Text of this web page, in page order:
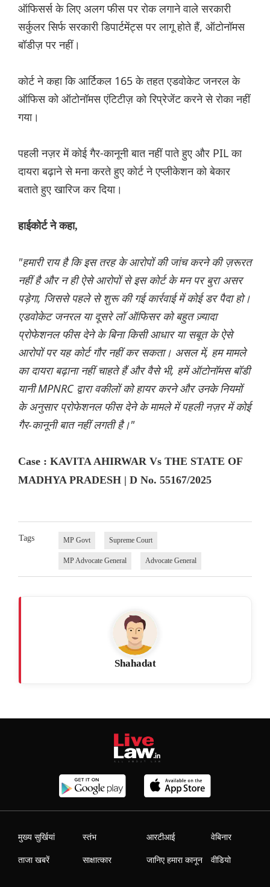
ऑफिसर्स के लिए अलग फीस पर रोक लगाने वाले सरकारी
सर्कुलर सिर्फ सरकारी डिपार्टमेंट्स पर लागू होते हैं, ऑटोनॉमस
बॉडीज़ पर नहीं।
कोर्ट ने कहा कि आर्टिकल 165 के तहत एडवोकेट जनरल के
ऑफिस को ऑटोनॉमस एंटिटीज़ को रिप्रेजेंट करने से रोका नहीं
गया।
पहली नज़र में कोई गैर-कानूनी बात नहीं पाते हुए और PIL का
दायरा बढ़ाने से मना करते हुए कोर्ट ने एप्लीकेशन को बेकार
बताते हुए खारिज कर दिया।
हाईकोर्ट ने कहा,
"हमारी राय है कि इस तरह के आरोपों की जांच करने की ज़रूरत
नहीं है और न ही ऐसे आरोपों से इस कोर्ट के मन पर बुरा असर
पड़ेगा, जिससे पहले से शुरू की गई कार्रवाई में कोई डर पैदा हो।
एडवोकेट जनरल या दूसरे लॉ ऑफिसर को बहुत ज़्यादा
प्रोफेशनल फीस देने के बिना किसी आधार या सबूत के ऐसे
आरोपों पर यह कोर्ट गौर नहीं कर सकता। असल में, हम मामले
का दायरा बढ़ाना नहीं चाहते हैं और वैसे भी, हमें ऑटोनॉमस बॉडी
यानी MPNRC द्वारा वकीलों को हायर करने और उनके नियमों
के अनुसार प्रोफेशनल फीस देने के मामले में पहली नज़र में कोई
गैर-कानूनी बात नहीं लगती है।"
Case : KAVITA AHIRWAR Vs THE STATE OF
MADHYA PRADESH | D No. 55167/2025
Tags MP Govt Supreme Court
MP Advocate General Advocate General
Shahadat
मुख्य सुर्खियां
ताजा खबरें
स्तंभ
साक्षात्कार
आरटीआई
जानिए हमारा कानून
वेबिनार
वीडियो